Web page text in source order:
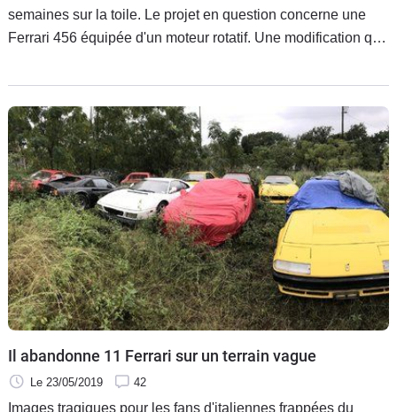
semaines sur la toile. Le projet en question concerne une
Ferrari 456 équipée d'un moteur rotatif. Une modification qui
cabré en Italie.
Il abandonne 11 Ferrari sur un terrain vague
Le 23/05/2019 42
Images tragiques pour les fans d'italiennes frappées du